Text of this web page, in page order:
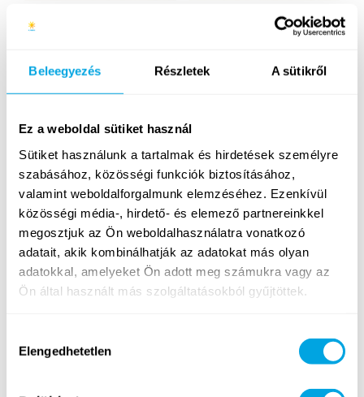
Beleegyezés Részletek A sütikről
Ez a weboldal sütiket használ
Sütiket használunk a tartalmak és hirdetések személyre
szabásához, közösségi funkciók biztosításához,
valamint weboldalforgalmunk elemzéséhez. Ezenkívül
közösségi média-, hirdető- és elemező partnereinkkel
megosztjuk az Ön weboldalhasználatra vonatkozó
adatait, akik kombinálhatják az adatokat más olyan
adatokkal, amelyeket Ön adott meg számukra vagy az
Ön által használt más szolgáltatásokból gyűjtöttek.
kiválasztása
Elengedhetetlen
Jóga Szörf
ÚJRA